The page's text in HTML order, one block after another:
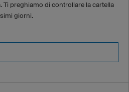
Ti preghiamo di controllare la cartella
giorni.